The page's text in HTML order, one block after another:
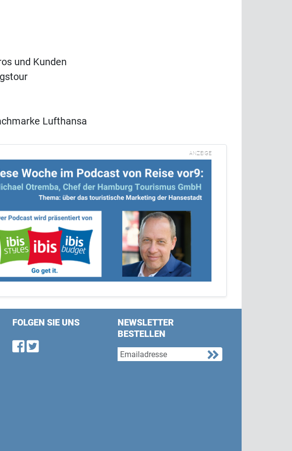
und Kunden
Lufthansa
ANZEIGE
FOLGEN SIE UNS
Find us on Facebook
Follow us on Twitter
NEWSLETTER
BESTELLEN